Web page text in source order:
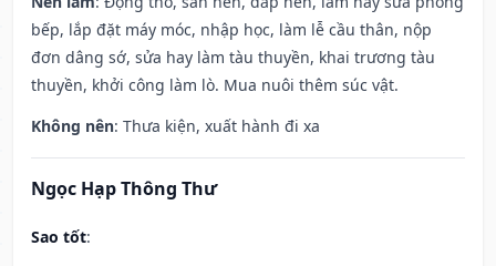
bếp, lắp đặt máy móc, nhập học, làm lễ cầu thân, nộp
đơn dâng sớ, sửa hay làm tàu thuyền, khai trương tàu
thuyền, khởi công làm lò. Mua nuôi thêm súc vật.
Không nên: Thưa kiện, xuất hành đi xa
Ngọc Hạp Thông Thư
Sao tốt: